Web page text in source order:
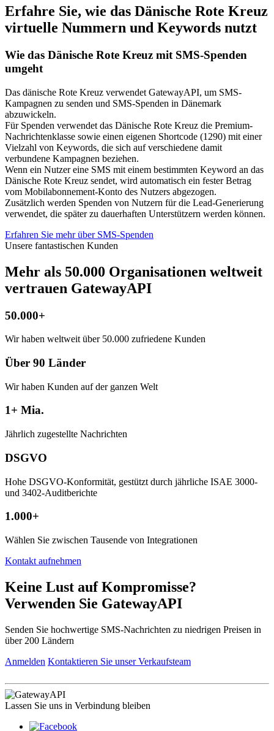
Erfahre Sie, wie das Dänische Rote Kreuz
virtuelle Nummern und Keywords nutzt
Wie das Dänische Rote Kreuz mit SMS-Spenden
umgeht
Das dänische Rote Kreuz verwendet GatewayAPI, um SMS-
Kampagnen zu senden und SMS-Spenden in Dänemark
abzuwickeln.
Für Spenden verwendet das Dänische Rote Kreuz die Premium-
Nachrichtenklasse sowie einen eigenen Shortcode (1290) mit einer
Vielzahl von Keywords, die sich auf verschiedene damit
verbundene Kampagnen beziehen.
Wenn ein Nutzer eine SMS mit einem bestimmten Keyword an das
Dänische Rote Kreuz sendet, wird automatisch ein fester Betrag
vom Mobilabonnement-Konto des Nutzers abgezogen.
Zusätzlich werden Spenden von Nutzern für die Lead-Generierung
verwendet, die später zu dauerhaften Unterstützern werden können.
Erfahren Sie mehr über SMS-Spenden
Unsere fantastischen Kunden
Mehr als 50.000 Organisationen weltweit
vertrauen GatewayAPI
50.000+
Wir haben weltweit über 50.000 zufriedene Kunden
Über 90 Länder
Wir haben Kunden auf der ganzen Welt
1+ Mia.
Jährlich zugestellte Nachrichten
DSGVO
Hohe DSGVO-Konformität, gestützt durch jährliche ISAE 3000-
und 3402-Auditberichte
1.000+
Wählen Sie zwischen Tausende von Integrationen
Kontakt aufnehmen
Keine Lust auf Kompromisse?
Verwenden Sie GatewayAPI
Senden Sie hochwertige SMS-Nachrichten zu niedrigen Preisen in
über 200 Ländern
Anmelden Kontaktieren Sie unser Verkaufsteam
Lassen Sie uns in Verbindung bleiben